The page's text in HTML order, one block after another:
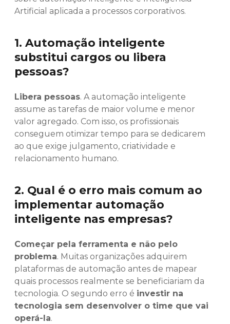
Artificial aplicada a processos corporativos.
1. Automação inteligente
substitui cargos ou libera
pessoas?
Libera pessoas. A automação inteligente
assume as tarefas de maior volume e menor
valor agregado. Com isso, os profissionais
conseguem otimizar tempo para se dedicarem
ao que exige julgamento, criatividade e
relacionamento humano.
2. Qual é o erro mais comum ao
implementar automação
inteligente nas empresas?
Começar pela ferramenta e não pelo
problema. Muitas organizações adquirem
plataformas de automação antes de mapear
quais processos realmente se beneficiariam da
tecnologia. O segundo erro é investir na
tecnologia sem desenvolver o time que vai
operá-la.